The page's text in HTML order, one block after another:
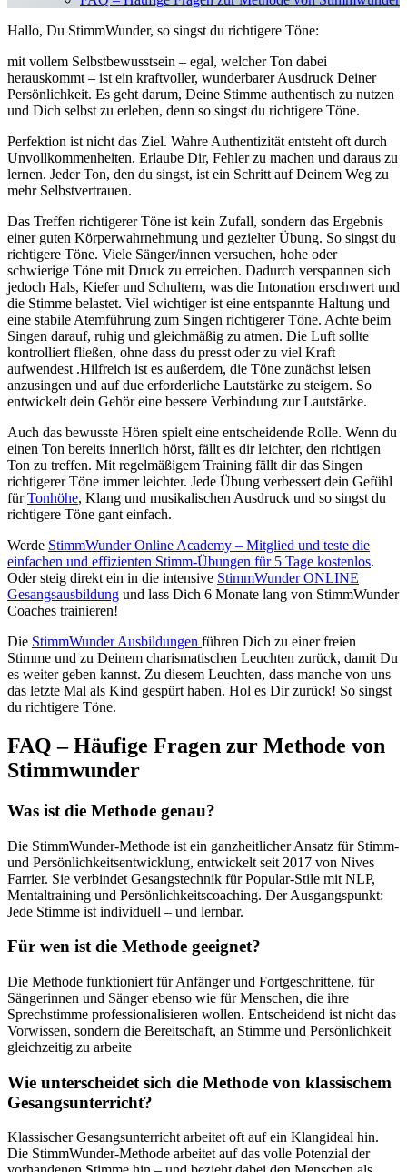
Hallo, Du StimmWunder, so singst du richtigere Töne:
mit vollem Selbstbewusstsein – egal, welcher Ton dabei
herauskommt – ist ein kraftvoller, wunderbarer Ausdruck Deiner
Persönlichkeit. Es geht darum, Deine Stimme authentisch zu nutzen
und Dich selbst zu erleben, denn so singst du richtigere Töne.
Perfektion ist nicht das Ziel. Wahre Authentizität entsteht oft durch
Unvollkommenheiten. Erlaube Dir, Fehler zu machen und daraus zu
lernen. Jeder Ton, den du singst, ist ein Schritt auf Deinem Weg zu
mehr Selbstvertrauen.
Das Treffen richtigerer Töne ist kein Zufall, sondern das Ergebnis
einer guten Körperwahrnehmung und gezielter Übung. So singst du
richtigere Töne. Viele Sänger/innen versuchen, hohe oder
schwierige Töne mit Druck zu erreichen. Dadurch verspannen sich
jedoch Hals, Kiefer und Schultern, was die Intonation erschwert und
die Stimme belastet. Viel wichtiger ist eine entspannte Haltung und
eine stabile Atemführung zum Singen richtigerer Töne. Achte beim
Singen darauf, ruhig und gleichmäßig zu atmen. Die Luft sollte
kontrolliert fließen, ohne dass du presst oder zu viel Kraft
aufwendest .Hilfreich ist es außerdem, die Töne zunächst leisen
anzusingen und auf due erforderliche Lautstärke zu steigern. So
entwickelt dein Gehör eine bessere Verbindung zur Lautstärke.
Auch das bewusste Hören spielt eine entscheidende Rolle. Wenn du
einen Ton bereits innerlich hörst, fällt es dir leichter, den richtigen
Ton zu treffen. Mit regelmäßigem Training fällt dir das Singen
richtigerer Töne immer leichter. Jede Übung verbessert dein Gefühl
fürTonhöhe, Klang und musikalischen Ausdruck und so singst du
richtigere Töne gant einfach.
Werde StimmWunder Online Academy – Mitglied und teste die
einfachen und effizienten Stimm-Übungen für 5 Tage kostenlos.
Oder steig direkt ein in die intensive StimmWunder ONLINE
Gesangsausbildung und lass Dich 6 Monate lang von StimmWunder
Coaches trainieren!
Die StimmWunder Ausbildungen führen Dich zu einer freien
Stimme und zu Deinem charismatischen Leuchten zurück, damit Du
es weiter geben kannst. Zu diesem Leuchten, dass manche von uns
das letzte Mal als Kind gespürt haben. Hol es Dir zurück! So singst
du richtigere Töne.
FAQ – Häufige Fragen zur Methode von
Stimmwunder
Was ist die Methode genau?
Die StimmWunder-Methode ist ein ganzheitlicher Ansatz für Stimm-
und Persönlichkeitsentwicklung, entwickelt seit 2017 von Nives
Farrier. Sie verbindet Gesangstechnik für Popular-Stile mit NLP,
Mentaltraining und Persönlichkeitscoaching. Der Ausgangspunkt:
Jede Stimme ist individuell – und lernbar.
Für wen ist die Methode geeignet?
Die Methode funktioniert für Anfänger und Fortgeschrittene, für
Sängerinnen und Sänger ebenso wie für Menschen, die ihre
Sprechstimme professionalisieren wollen. Entscheidend ist nicht das
Vorwissen, sondern die Bereitschaft, an Stimme und Persönlichkeit
gleichzeitig zu arbeite
Wie unterscheidet sich die Methode von klassischem
Gesangsunterricht?
Klassischer Gesangsunterricht arbeitet oft auf ein Klangideal hin.
Die StimmWunder-Methode arbeitet auf das volle Potenzial der